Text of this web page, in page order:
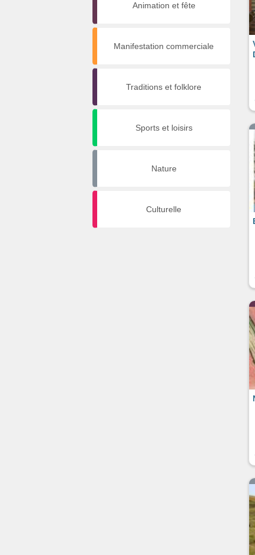
Animation et fête
Manifestation commerciale
Traditions et folklore
Sports et loisirs
Nature
Culturelle